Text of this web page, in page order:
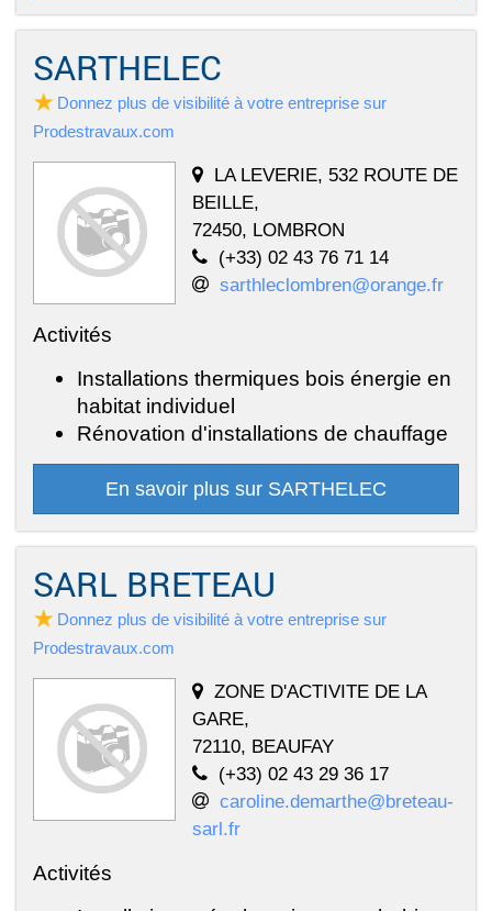
SARTHELEC
Donnez plus de visibilité à votre entreprise sur
Prodestravaux.com
LA LEVERIE, 532 ROUTE DE
BEILLE,
72450, LOMBRON
(+33) 02 43 76 71 14
sarthleclombren@orange.fr
Activités
Installations thermiques bois énergie en
habitat individuel
Rénovation d'installations de chauffage
En savoir plus sur SARTHELEC
SARL BRETEAU
Donnez plus de visibilité à votre entreprise sur
Prodestravaux.com
ZONE D'ACTIVITE DE LA
GARE,
72110, BEAUFAY
(+33) 02 43 29 36 17
caroline.demarthe@breteau-
sarl.fr
Activités